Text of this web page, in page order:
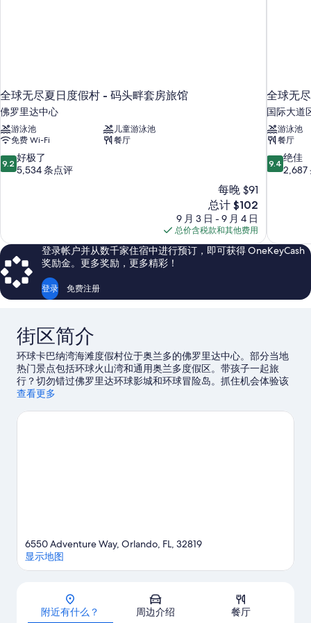
全球无尽夏日度假村 - 码头畔套房旅馆
佛罗里达中心
游泳池
儿童游泳池
免费 Wi-Fi
餐厅
9.2
分，
了，
5,534
条
点
评
9.2 好极了
5,534 条点评
每晚 $91
新
价
格
$102
总计 $102
9 月 3 日 - 9 月 4 日
总价含税款和其他费用
全球无
国际大道
游泳池
餐厅
9.4
分，
2,687
条
9.4 绝佳
2,687
登录帐户并从数千家住宿中进行预订，即可获得 OneKeyCash
奖励金。更多奖励，更多精彩！
登录 免费注册
街区简介
环球卡巴纳湾海滩度假村位于奥兰多的佛罗里达中心。部分当地
热门景点包括环球火山湾和通用奥兰多度假区。带孩子一起旅
行？切勿错过佛罗里达环球影城和环球冒险岛。抓住机会体验该
地区的一些活动，如高尔夫运动。
查看更多
地图
6550 Adventure Way, Orlando, FL, 32819
显示地图
附近有什么？ 周边介绍 餐厅